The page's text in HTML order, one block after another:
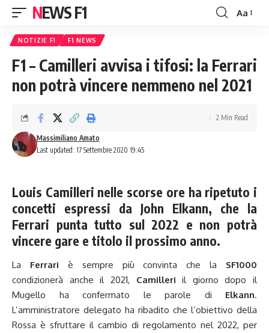
NEWS F1
Font
Aa
NOTIZIE F1 F1 NEWS
F1 – Camilleri avvisa i tifosi: la Ferrari
non potrà vincere nemmeno nel 2021
Last updated: 17 Settembre 2020 19:45
Massimiliano Amato
2 Min Read
Louis Camilleri nelle scorse ore ha ripetuto i
concetti espressi da John Elkann, che la
Ferrari punta tutto sul 2022 e non potrà
vincere gare e titolo il prossimo anno.
La Ferrari è sempre più convinta che la SF1000
condizionerà anche il 2021, Camilleri il giorno dopo il
Mugello ha confermato le parole di Elkann.
L’amministratore delegato ha ribadito che l’obiettivo della
Rossa è sfruttare il cambio di regolamento nel 2022, per